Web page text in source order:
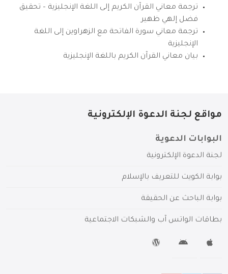
ترجمة معاني القرآن الكريم إلى اللغة الإنجليزية – تحقيق
فضل إلهي ظهير
ترجمة معاني سورة الفاتحة مع الزهراوين إلى اللغة
الإنجليزية
بيان معاني القرآن الكريم باللغة الإنجليزية
مواقع لجنة الدعوة الإلكترونية
البوابات الدعوية
لجنة الدعوة الإلكترونية
بوابة الكويت للتعريف بالإسلام
بوابة الباحث عن الحقيقة
بطاقات الواتس آب والشبكات الاجتماعية